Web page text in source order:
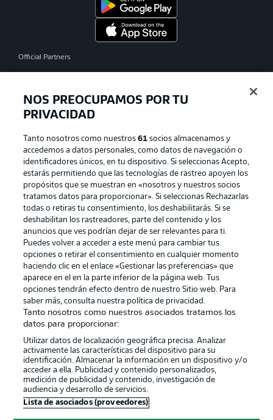
Official Partners
Publicidad Aviso legal
Gestionar las preferencias Declaracion de privacidad
Canales Trabajos
Jugadores Condiciones de uso
Sello Editorial Contacto
© 2026 Bundesliga-Gruppe GmbH
NOS PREOCUPAMOS POR TU
PRIVACIDAD
Tanto nosotros como nuestros61 socios almacenamos y
accedemos a datos personales, como datos de navegación o
identificadores únicos, en tu dispositivo. Si seleccionas Acepto,
estarás permitiendo que las tecnologías de rastreo apoyen los
propósitos que se muestran en «nosotros y nuestros socios
tratamos datos para proporcionar». Si seleccionas Rechazarlas
todas o retiras tu consentimiento, los deshabilitarás. Si se
deshabilitan los rastreadores, parte del contenido y los
anuncios que ves podrían dejar de ser relevantes para ti.
Puedes volver a acceder a este menú para cambiar tus
opciones o retirar el consentimiento en cualquier momento
haciendo clic en el enlace «Gestionar las preferencias» que
aparece en el en la parte inferior de la página web. Tus
opciones tendrán efecto dentro de nuestro Sitio web. Para
saber más, consulta nuestra política de privacidad.
Tanto nosotros como nuestros asociados tratamos los
datos para proporcionar:
Utilizar datos de localización geográfica precisa. Analizar
activamente las características del dispositivo para su
identificación. Almacenar la información en un dispositivo y/o
acceder a ella. Publicidad y contenido personalizados,
medición de publicidad y contenido, investigación de
audiencia y desarrollo de servicios.
Lista de asociados (proveedores)